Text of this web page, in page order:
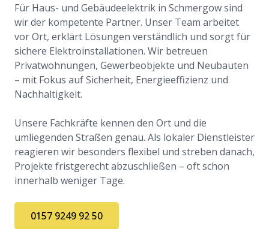
Für Haus- und Gebäudeelektrik in Schmergow sind
wir der kompetente Partner. Unser Team arbeitet
vor Ort, erklärt Lösungen verständlich und sorgt für
sichere Elektroinstallationen. Wir betreuen
Privatwohnungen, Gewerbeobjekte und Neubauten
– mit Fokus auf Sicherheit, Energieeffizienz und
Nachhaltigkeit.
Unsere Fachkräfte kennen den Ort und die
umliegenden Straßen genau. Als lokaler Dienstleister
reagieren wir besonders flexibel und streben danach,
Projekte fristgerecht abzuschließen – oft schon
innerhalb weniger Tage.
0157 9249 92 50